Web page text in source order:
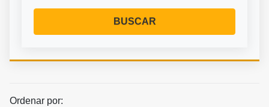
BUSCAR
Ordenar por: